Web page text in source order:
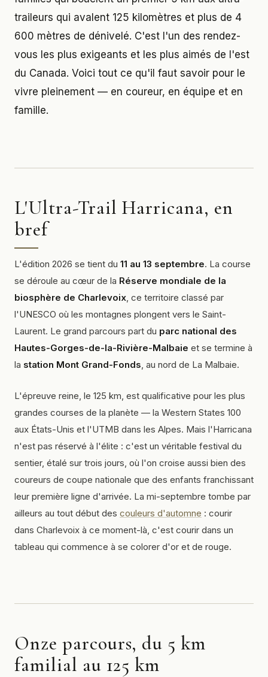
traileurs qui avalent 125 kilomètres et plus de 4
600 mètres de dénivelé. C'est l'un des rendez-
vous les plus exigeants et les plus aimés de l'est
du Canada. Voici tout ce qu'il faut savoir pour le
vivre pleinement — en coureur, en équipe et en
famille.
L'Ultra-Trail Harricana, en
bref
L'édition 2026 se tient du 11 au 13 septembre. La course
se déroule au cœur de la Réserve mondiale de la
biosphère de Charlevoix, ce territoire classé par
l'UNESCO où les montagnes plongent vers le Saint-
Laurent. Le grand parcours part du parc national des
Hautes-Gorges-de-la-Rivière-Malbaie et se termine à
la station Mont Grand-Fonds, au nord de La Malbaie.
L'épreuve reine, le 125 km, est qualificative pour les plus
grandes courses de la planète — la Western States 100
aux États-Unis et l'UTMB dans les Alpes. Mais l'Harricana
n'est pas réservé à l'élite : c'est un véritable festival du
sentier, étalé sur trois jours, où l'on croise aussi bien des
coureurs de coupe nationale que des enfants franchissant
leur première ligne d'arrivée. La mi-septembre tombe par
ailleurs au tout début des couleurs d'automne : courir
dans Charlevoix à ce moment-là, c'est courir dans un
tableau qui commence à se colorer d'or et de rouge.
Onze parcours, du 5 km
familial au 125 km